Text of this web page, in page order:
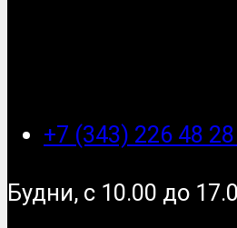
+7 (343) 226 48 28
Будни, с 10.00 до